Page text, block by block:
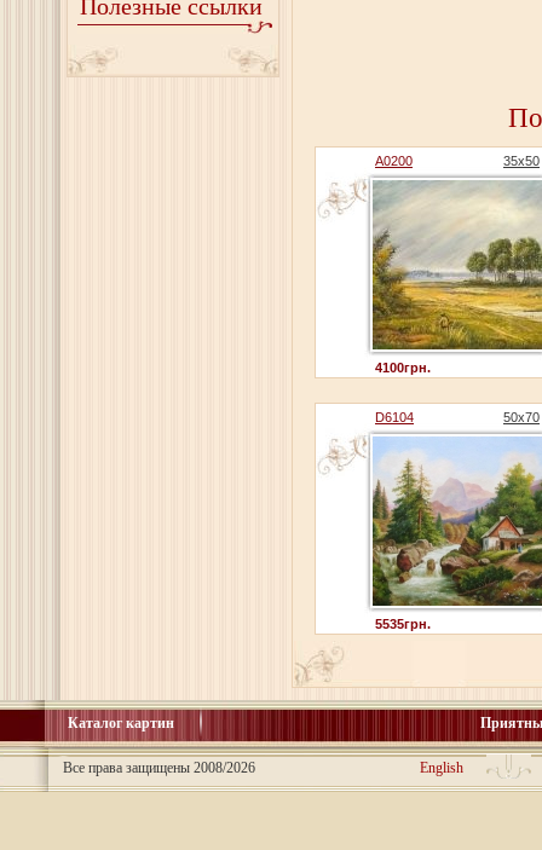
Полезные ссылки
A0200 35x50
4100грн.
D6104 50x70
5535грн.
Каталог картин
Все права защищены 2008/2026 English